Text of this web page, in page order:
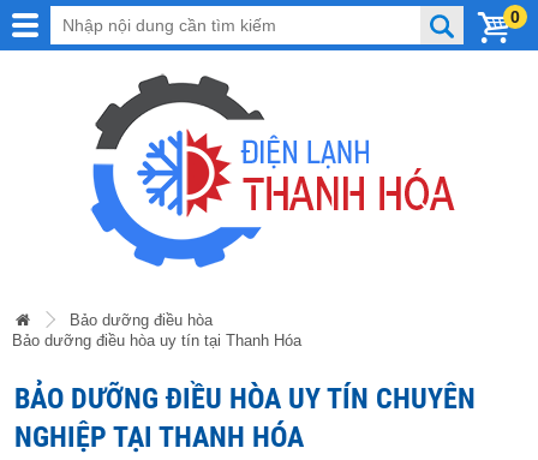
0
Bảo dưỡng điều hòa
Bảo dưỡng điều hòa uy tín tại Thanh Hóa
BẢO DƯỠNG ĐIỀU HÒA UY TÍN CHUYÊN
NGHIỆP TẠI THANH HÓA